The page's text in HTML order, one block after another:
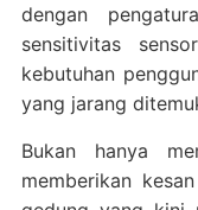
dengan
sensitivitas
kebutuhan
yang jarang
Bukan hanya
memberikan